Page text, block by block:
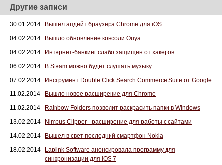
Другие записи
30.01.2014
Вышел апдейт браузера Chrome для iOS
04.02.2014
Вышло обновление консоли Ouya
04.02.2014
Интернет-банкинг слабо защищен от хакеров
06.02.2014
В Steam можно будет слушать музыку
07.02.2014
Инструмент Double Click Search Commerce Suite от Google
11.02.2014
Вышло новое расширение для Chrome
11.02.2014
Rainbow Folders позволит раскрасить папки в Windows
13.02.2014
Nimbus Clipper - расширение для работы с сайтами
14.02.2014
Вышел в свет последний смартфон Nokia
18.02.2014
Laplink Software анонсировала программу для
синхронизации для iOS 7